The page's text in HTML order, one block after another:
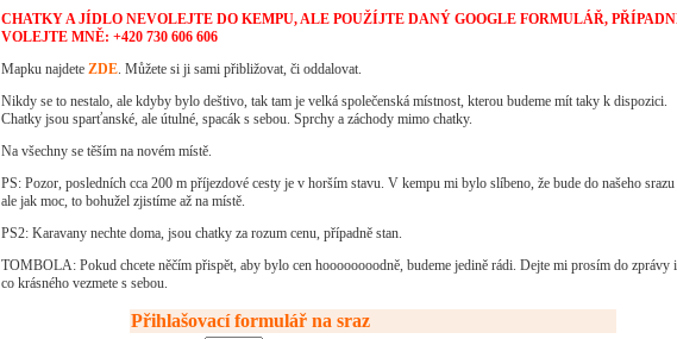
CHATKY A JÍDLO NEVOLEJTE DO KEMPU, ALE POUŽÍJTE DANÝ GOOGLE FORMULÁŘ,
VOLEJTE MNĚ: +420 730 606 606
Mapku najdete ZDE. Můžete si ji sami přibližovat, či oddalovat.
Nikdy se to nestalo, ale kdyby bylo deštivo, tak tam je velká společenská místnost, kterou budeme mít taky k dispozici.
Chatky jsou sparťanské, ale útulné, spacák s sebou. Sprchy a záchody mimo chatky.
Na všechny se těším na novém místě.
PS: Pozor, posledních cca 200 m příjezdové cesty je v horším stavu. V kempu mi bylo slíbeno, že bude do našeho srazu
ale jak moc, to bohužel zjistíme až na místě.
PS2: Karavany nechte doma, jsou chatky za rozum cenu, případně stan.
TOMBOLA: Pokud chcete něčím přispět, aby bylo cen hoooooooodně, budeme jedině rádi. Dejte mi prosím do zprávy
co krásného vezmete s sebou.
Přihlašovací formulář na sraz